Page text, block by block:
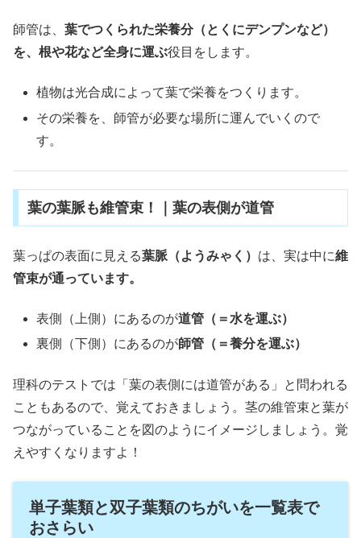
師管は、 葉でつくられた栄養分（とくにデンプンなど）
を、根や花など全身に運ぶ役目をします。
植物は光合成によって葉で栄養をつくります。
その栄養を、師管が必要な場所に運んでいくので
す。
葉の葉脈も維管束！｜葉の表側が道管
葉っぱの表面に見える葉脈（ようみゃく） は、実は中に維
管束が通っています。
表側（上側）にあるのが道管（＝水を運ぶ）
裏側（下側）にあるのが師管（＝養分を運ぶ）
理科のテストでは「葉の表側には道管がある」と問われる
こともあるので、覚えておきましょう。茎の維管束と葉が
つながっていることを図のようにイメージしましょう。覚
えやすくなりますよ！
単子葉類と双子葉類のちがいを一覧表で
おさらい